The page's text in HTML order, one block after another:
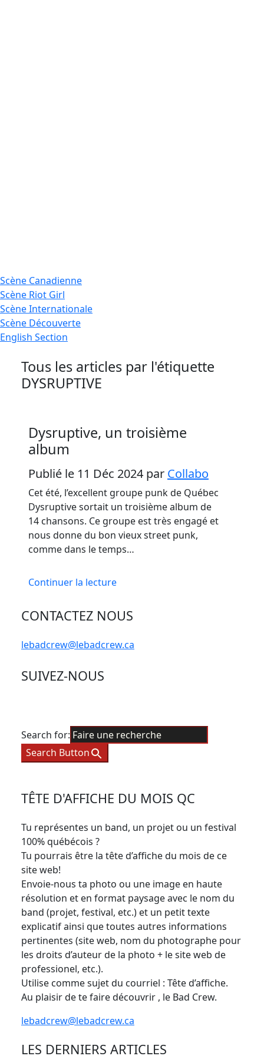
Scène Canadienne
Scène Riot Girl
ScèneInternationale
Scène Découverte
English Section
Tous les articles par l'étiquette
DYSRUPTIVE
Dysruptive, un troisième
album
Publié le 11 Déc 2024 par Collabo
Cet été, l’excellent groupe punk de Québec
Dysruptive sortait un troisième album de
14 chansons. Ce groupe est très engagé et
nous donne du bon vieux street punk,
comme dans le temps…
Continuer la lecture
CONTACTEZ NOUS
lebadcrew@lebadcrew.ca
SUIVEZ-NOUS
Search for:
Search Button
TÊTE D'AFFICHE DU MOIS QC
Tu représentes un band, un projet ou un festival
100% québécois ?
Tu pourrais être la tête d’affiche du mois de ce
site web!
Envoie-nous ta photo ou une image en haute
résolution et en format paysage avec le nom du
band (projet, festival, etc.) et un petit texte
explicatif ainsi que toutes autres informations
pertinentes (site web, nom du photographe pour
les droits d’auteur de la photo + le site web de
professionel, etc.).
Utilise comme sujet du courriel : Tête d’affiche.
Au plaisir de te faire découvrir , le Bad Crew.
lebadcrew@lebadcrew.ca
LES DERNIERS ARTICLES